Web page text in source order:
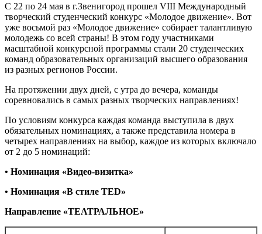
C 22 по 24 мая в г.Звенигород прошел VIII Международный
творческий студенческий конкурс «Молодое движение». Вот
уже восьмой раз «Молодое движение» собирает талантливую
молодежь со всей страны! В этом году участниками
масштабной конкурсной программы стали 20 студенческих
команд образовательных организаций высшего образования
из разных регионов России.
На протяжении двух дней, с утра до вечера, команды
соревновались в самых разных творческих направлениях!
По условиям конкурса каждая команда выступила в двух
обязательных номинациях, а также представила номера в
четырех направлениях на выбор, каждое из которых включало
от 2 до 5 номинаций:
• Номинация «Видео-визитка»
• Номинация «В стиле TED»
Направление «ТЕАТРАЛЬНОЕ»